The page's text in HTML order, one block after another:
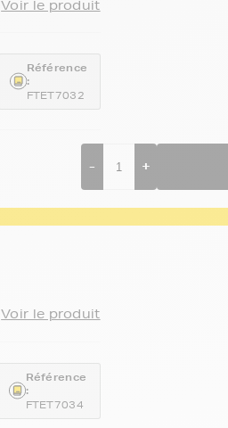
Voir le produit
Référence
:
FTET7032
- +
Voir le produit
Référence
:
FTET7034